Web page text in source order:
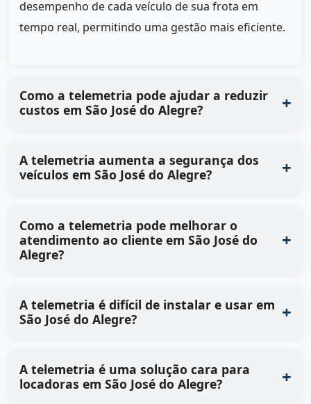
desempenho de cada veículo de sua frota em
tempo real, permitindo uma gestão mais eficiente.
Como a telemetria pode ajudar a reduzir
custos em São José do Alegre?
A telemetria aumenta a segurança dos
veículos em São José do Alegre?
Como a telemetria pode melhorar o
atendimento ao cliente em São José do
Alegre?
A telemetria é difícil de instalar e usar em
São José do Alegre?
A telemetria é uma solução cara para
locadoras em São José do Alegre?